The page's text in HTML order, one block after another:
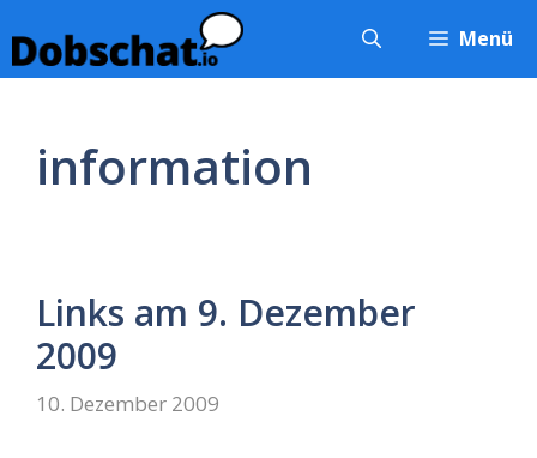
Inhalt
springen
Menü
information
Links am 9. Dezember
2009
10. Dezember 2009